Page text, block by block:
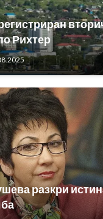
Рихтер
разкри